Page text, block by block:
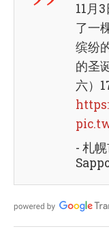
11月
了一
缤纷
的圣
六）
- 札